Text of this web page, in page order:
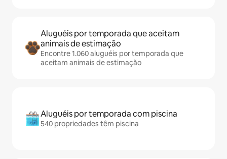
Aluguéis por temporada que aceitam
animais de estimação
Encontre 1.060 aluguéis por temporada que
aceitam animais de estimação
Aluguéis por temporada com piscina
540 propriedades têm piscina